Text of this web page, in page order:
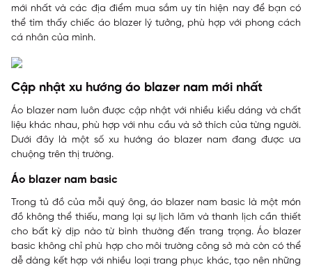
mới nhất và các địa điểm mua sắm uy tín hiện nay để bạn có
thể tìm thấy chiếc áo blazer lý tưởng, phù hợp với phong cách
cá nhân của mình.
Cập nhật xu hướng áo blazer nam mới nhất
Áo blazer nam luôn được cập nhật với nhiều kiểu dáng và chất
liệu khác nhau, phù hợp với nhu cầu và sở thích của từng người.
Dưới đây là một số xu hướng áo blazer nam đang được ưa
chuộng trên thị trường.
Áo blazer nam basic
Trong tủ đồ của mỗi quý ông, áo blazer nam basic là một món
đồ không thể thiếu, mang lại sự lịch lãm và thanh lịch cần thiết
cho bất kỳ dịp nào từ bình thường đến trang trọng. Áo blazer
basic không chỉ phù hợp cho môi trường công sở mà còn có thể
dễ dàng kết hợp với nhiều loại trang phục khác, tạo nên những